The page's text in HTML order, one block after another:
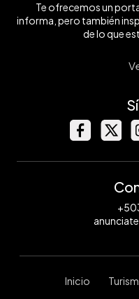
Te ofrecemos un
informa, pero también
de lo que
Inicio